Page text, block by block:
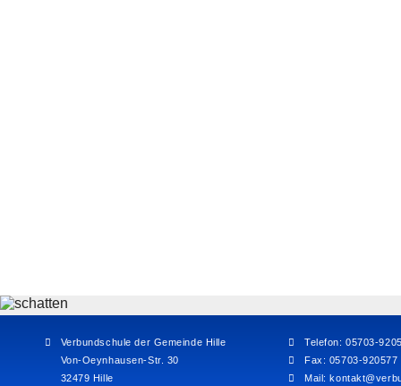
Verbundschule der Gemeinde Hille
Von-Oeynhausen-Str. 30
32479 Hille
Telefon: 05703-
Fax: 05703-920577
Mail: